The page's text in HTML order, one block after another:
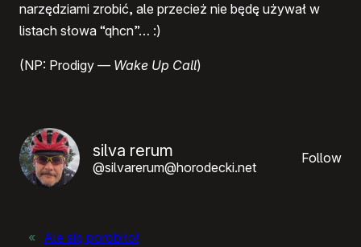
narzędziami zrobić, ale przecież nie będę używał w
listach słowa “qhcn”… :)
(NP: Prodigy — Wake Up Call)
silva rerum
@silvarerum@horodecki.net
Follow
« Ale się porobiło!